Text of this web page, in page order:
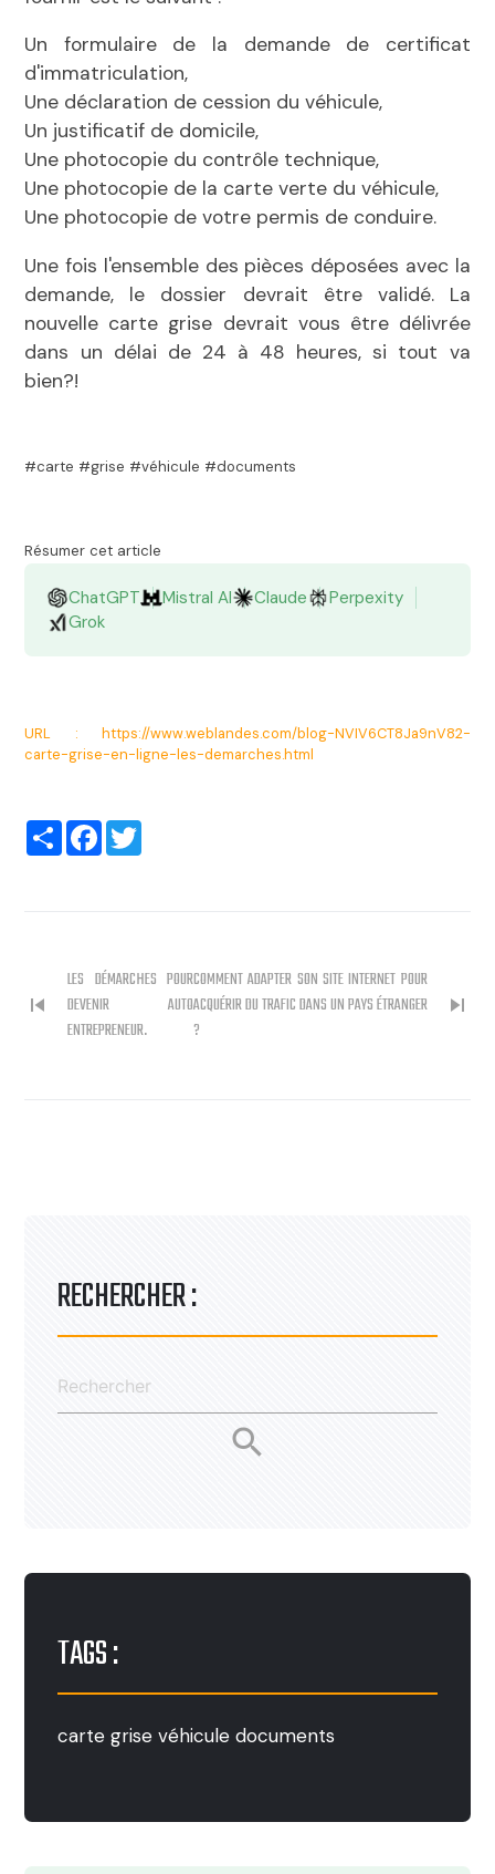
Un formulaire de la demande de certificat
d'immatriculation,
Une déclaration de cession du véhicule,
Un justificatif de domicile,
Une photocopie du contrôle technique,
Une photocopie de la carte verte du véhicule,
Une photocopie de votre permis de conduire.
Une fois l'ensemble des pièces déposées avec la
demande, le dossier devrait être validé. La
nouvelle carte grise devrait vous être délivrée
dans un délai de 24 à 48 heures, si tout va
bien?!
#carte #grise #véhicule #documents
Résumer cet article
ChatGPT Mistral AI Claude
Perpexity
Grok
URL : https://www.weblandes.com/blog-NVIV6CT8Ja9nV82-
carte-grise-en-ligne-les-demarches.html
PartagerFacebook
skip_previous
LES DÉMARCHES POUR
DEVENIR AUTO
ENTREPRENEUR.
COMMENT ADAPTER SON SITE INTERNET POUR
ACQUÉRIR DU TRAFIC DANS UN PAYS ÉTRANGER
?
skip_next
RECHERCHER :
search
TAGS :
carte grise véhicule documents